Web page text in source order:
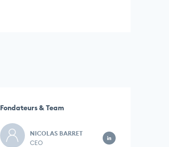
Fondateurs & Team
NICOLAS BARRET
CEO